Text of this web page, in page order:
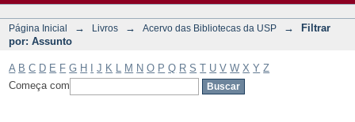
Página Inicial → Livros → Acervo das Bibliotecas da USP →
Filtrar
por: Assunto
A B C D E F G H J K M N O P Q R S T U V W X Y Z
Começa com